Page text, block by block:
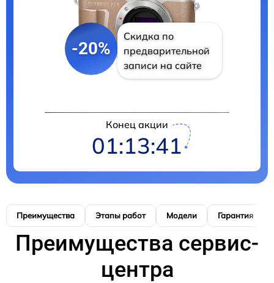
-20%
Скидка по
предварительной
записи на сайте
Конец акции
01:13:40
Преимущества Этапы работ Модели Гарантия
Преимущества сервис-
центра